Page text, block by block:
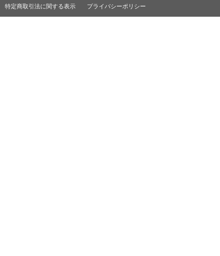
特定商取引法に関する表示 プライバシーポリシー